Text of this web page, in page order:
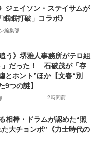
ジェイソン・ステイサムが
眠打破」コラボ》
編集部
う》堺雅人事務所がテロ組
」だった！ 石破茂が「存
とホント”ほか【文春“別
9つの謎】
2時間前
相棒・ドラムが認めた“照
大チョンボ”《力士時代の